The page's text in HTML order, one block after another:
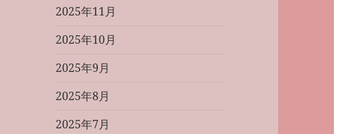
2025年11月
2025年10月
2025年9月
2025年8月
2025年7月